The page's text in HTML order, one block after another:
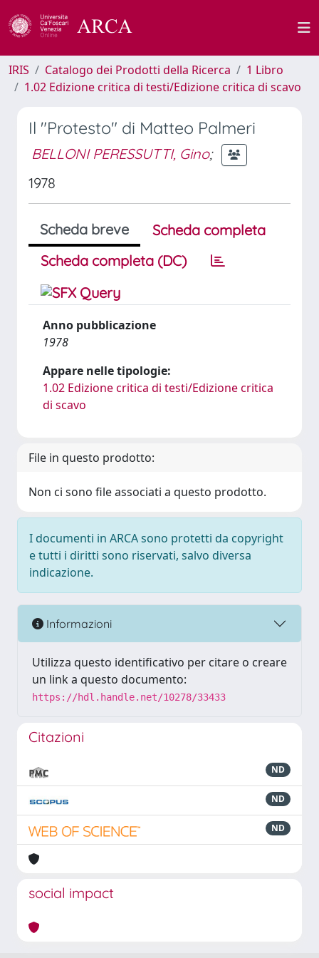
IRIS Catalogo dei Prodotti della Ricerca
1 Libro
1.02 Edizione critica di testi/Edizione critica di scavo
Il "Protesto" di Matteo Palmeri
BELLONI PERESSUTTI, Gino;
1978
Scheda breve
Scheda completa
Scheda completa (DC)
Anno pubblicazione
1978
Appare nelle tipologie:
1.02 Edizione critica di testi/Edizione critica
di scavo
File in questo prodotto:
Non ci sono file associati a questo prodotto.
I documenti in ARCA sono protetti da copyright
e tutti i diritti sono riservati, salvo diversa
indicazione.
Informazioni
Utilizza questo identificativo per citare o creare
un link a questo documento:
https://hdl.handle.net/10278/33433
Citazioni
ND
ND
ND
social impact